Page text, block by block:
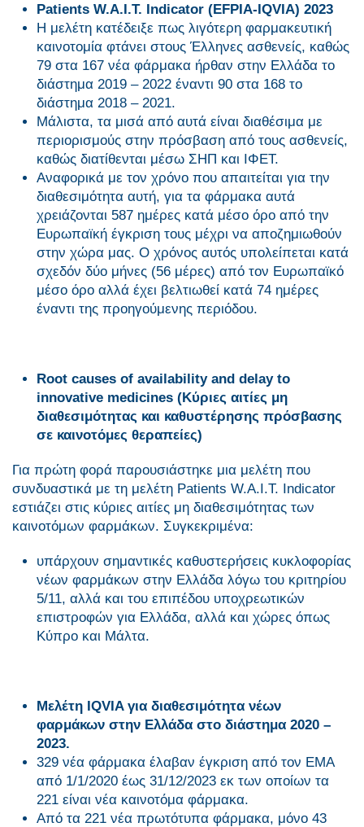
Patients W.A.I.T. Indicator (EFPIA-IQVIA) 2023
Η μελέτη κατέδειξε πως λιγότερη φαρμακευτική
καινοτομία φτάνει στους Έλληνες ασθενείς, καθώς
79 στα 167 νέα φάρμακα ήρθαν στην Ελλάδα το
διάστημα 2019 – 2022 έναντι 90 στα 168 το
διάστημα 2018 – 2021.
Μάλιστα, τα μισά από αυτά είναι διαθέσιμα με
περιορισμούς στην πρόσβαση από τους ασθενείς,
καθώς διατίθενται μέσω ΣΗΠ και ΙΦΕΤ.
Αναφορικά με τον χρόνο που απαιτείται για την
διαθεσιμότητα αυτή, για τα φάρμακα αυτά
χρειάζονται 587 ημέρες κατά μέσο όρο από την
Ευρωπαϊκή έγκριση τους μέχρι να αποζημιωθούν
στην χώρα μας. Ο χρόνος αυτός υπολείπεται κατά
σχεδόν δύο μήνες (56 μέρες) από τον Ευρωπαϊκό
μέσο όρο αλλά έχει βελτιωθεί κατά 74 ημέρες
έναντι της προηγούμενης περιόδου.
Root causes of availability and delay to
innovative medicines (Κύριες αιτίες μη
διαθεσιμότητας και καθυστέρησης πρόσβασης
σε καινοτόμες θεραπείες)
Για πρώτη φορά παρουσιάστηκε μια μελέτη που
συνδυαστικά με τη μελέτη Patients W.A.I.T. Indicator
εστιάζει στις κύριες αιτίες μη διαθεσιμότητας των
καινοτόμων φαρμάκων. Συγκεκριμένα:
υπάρχουν σημαντικές καθυστερήσεις κυκλοφορίας
νέων φαρμάκων στην Ελλάδα λόγω του κριτηρίου
5/11, αλλά και του επιπέδου υποχρεωτικών
επιστροφών για Ελλάδα, αλλά και χώρες όπως
Κύπρο και Μάλτα.
Μελέτη IQVIAγια διαθεσιμότητα νέων
φαρμάκων στην Ελλάδα στο διάστημα 2020 –
2023.
329 νέα φάρμακα έλαβαν έγκριση από τον EMA
από 1/1/2020 έως 31/12/2023 εκ των οποίων τα
221 είναι νέα καινοτόμα φάρμακα.
Από τα 221 νέα πρωτότυπα φάρμακα, μόνο 43